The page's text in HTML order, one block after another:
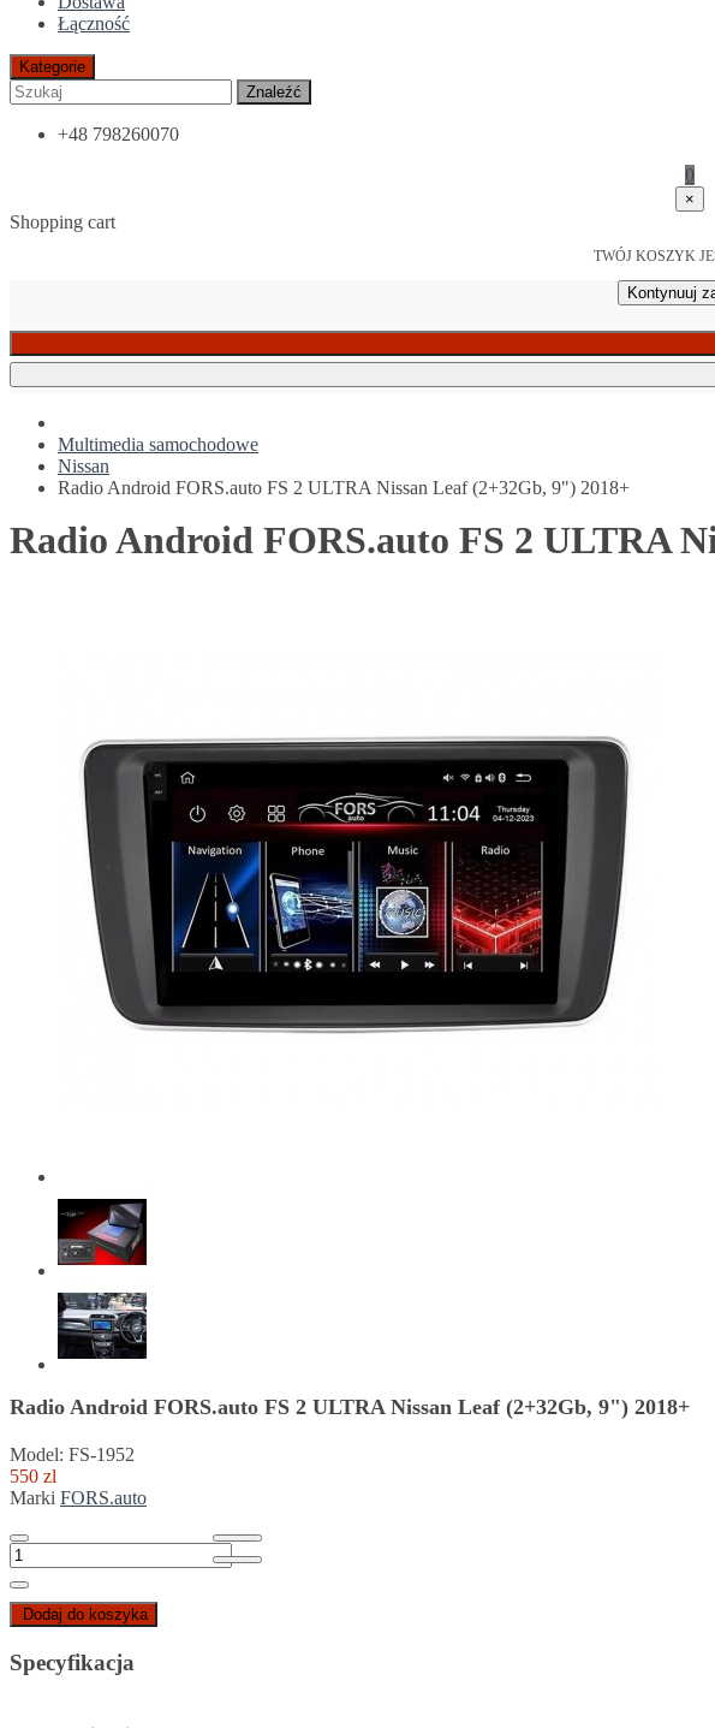
Łączność
Kategorie
Znaleźć
+48 798260070
0
×
Shopping cart
TWÓJ KOSZYK
Kontynuuj
Multimedia samochodowe
Nissan
Radio Android FORS.auto FS 2 ULTRA Nissan Leaf (2+32Gb, 9") 2018+
Radio Android FORS.auto FS 2 ULTRA
Radio Android FORS.auto FS 2 ULTRA Nissan Leaf (2+32Gb, 9") 2018+
Model: FS-1952
550 zl
Marki FORS.auto
Dodaj do koszyka
Specyfikacja